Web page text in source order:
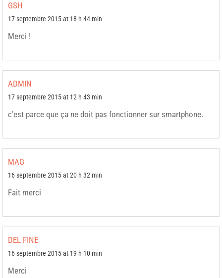
GSH
17 septembre 2015 at 18 h 44 min
Merci !
ADMIN
17 septembre 2015 at 12 h 43 min
c’est parce que ça ne doit pas fonctionner sur smartphone.
MAG
16 septembre 2015 at 20 h 32 min
Fait merci
DEL FINE
16 septembre 2015 at 19 h 10 min
Merci